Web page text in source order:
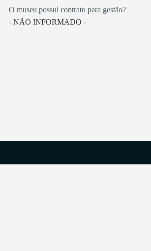
O museu possui contrato para gestão?
- NÃO INFORMADO -